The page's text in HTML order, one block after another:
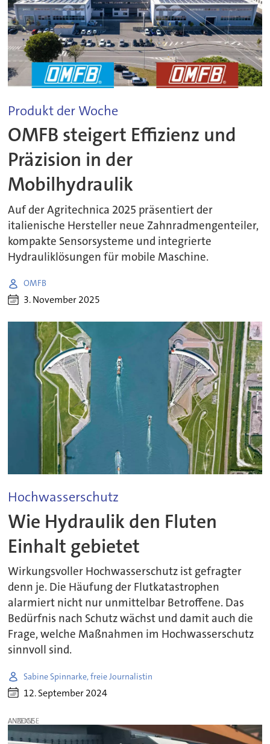
Produkt der Woche
OMFB steigert Effizienz und
Präzision in der
Mobilhydraulik
Auf der Agritechnica 2025 präsentiert der
italienische Hersteller neue Zahnradmengenteiler,
kompakte Sensorsysteme und integrierte
Hydrauliklösungen für mobile Maschine.
OMFB
3. November 2025
Hochwasserschutz
Wie Hydraulik den Fluten
Einhalt gebietet
Wirkungsvoller Hochwasserschutz ist gefragter
denn je. Die Häufung der Flutkatastrophen
alarmiert nicht nur unmittelbar Betroffene. Das
Bedürfnis nach Schutz wächst und damit auch die
Frage, welche Maßnahmen im Hochwasserschutz
sinnvoll sind.
Sabine Spinnarke, freie Journalistin
12. September 2024
ANZEIGE